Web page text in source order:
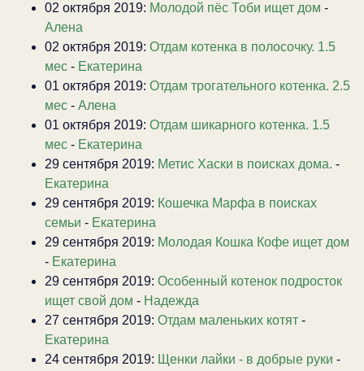
02 октября 2019: Молодой пёс Тоби ищет дом -
Алена
02 октября 2019: Отдам котенка в полосочку. 1.5
мес - Екатерина
01 октября 2019: Отдам трогательного котенка. 2.5
мес - Алена
01 октября 2019: Отдам шикарного котенка. 1.5
мес - Екатерина
29 сентября 2019: Метис Хаски в поисках дома. -
Екатерина
29 сентября 2019: Кошечка Марфа в поисках
семьи - Екатерина
29 сентября 2019: Молодая Кошка Кофе ищет дом
- Екатерина
29 сентября 2019: Особенный котенок подросток
ищет свой дом - Надежда
27 сентября 2019: Отдам маленьких котят -
Екатерина
24 сентября 2019: Щенки лайки - в добрые руки -